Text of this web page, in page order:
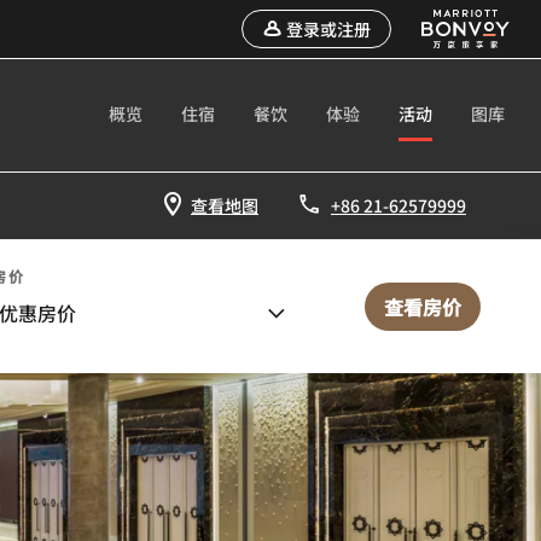
登录或注册
概览 住宿 餐饮 体验 活动 图库
查看地图 +86 21-62579999
价
惠房价 查看房价